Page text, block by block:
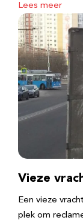
Lees meer
Vieze
Een vieze
plek om